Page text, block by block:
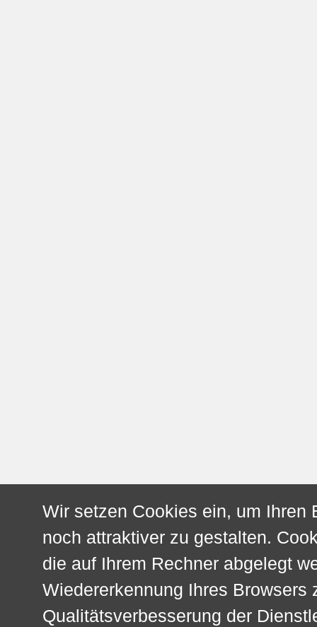
Wir setzen Cookies ein, um Ihren
noch attraktiver zu gestalten.
die auf Ihrem Rechner abgelegt
Wiedererkennung Ihres Browsers
Qualitätsverbesserung der